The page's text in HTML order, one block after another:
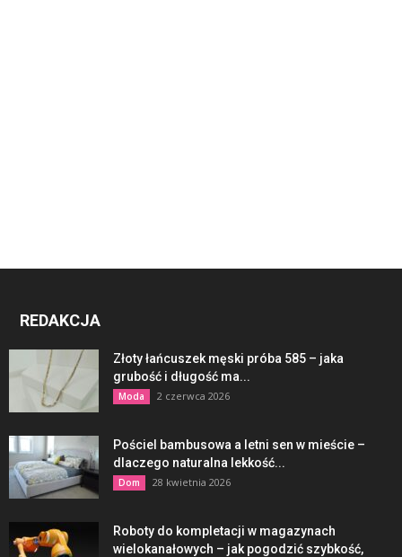
REDAKCJA
Złoty łańcuszek męski próba 585 – jaka
grubość i długość ma...
Moda 2 czerwca 2026
Pościel bambusowa a letni sen w mieście –
dlaczego naturalna lekkość...
Dom 28 kwietnia 2026
Roboty do kompletacji w magazynach
wielokanałowych – jak pogodzić szybkość,